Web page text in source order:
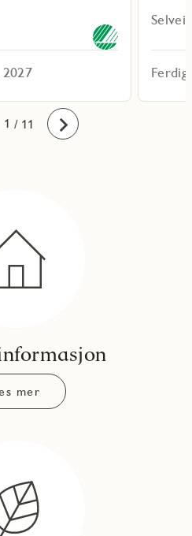
1
2
3
4
5
6
7
8
9
10
11 / 11 Fremover
mer